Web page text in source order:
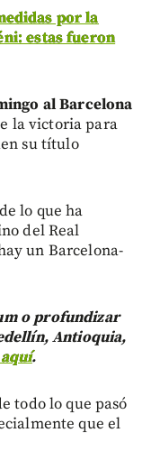
por la
estas fueron
al Barcelona
la victoria para
su título
lo que ha
del Real
un Barcelona-
o profundizar
Antioquia,
.
todo lo que pasó
que el